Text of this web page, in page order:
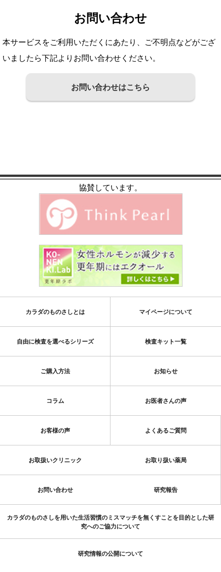
お問い合わせ
本サービスをご利用いただくにあたり、ご不明点などがござ
いましたら下記よりお問い合わせください。
お問い合わせはこちら
協賛しています。
カラダのものさしとは マイページについて
自由に検査を選べるシリーズ 検査キット一覧
ご購入方法 お知らせ
コラム お医者さんの声
お客様の声 よくあるご質問
お取扱いクリニック お取り扱い薬局
お問い合わせ 研究報告
カラダのものさしを用いた生活習慣のミスマッチを無くすことを目的とした研
究へのご協力について
研究情報の公開について